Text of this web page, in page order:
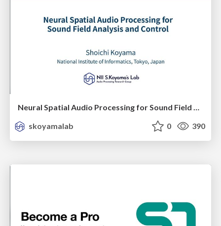
Neural Spatial Audio Processing for Sound Field Analysis and Control
skoyamalab
0 390